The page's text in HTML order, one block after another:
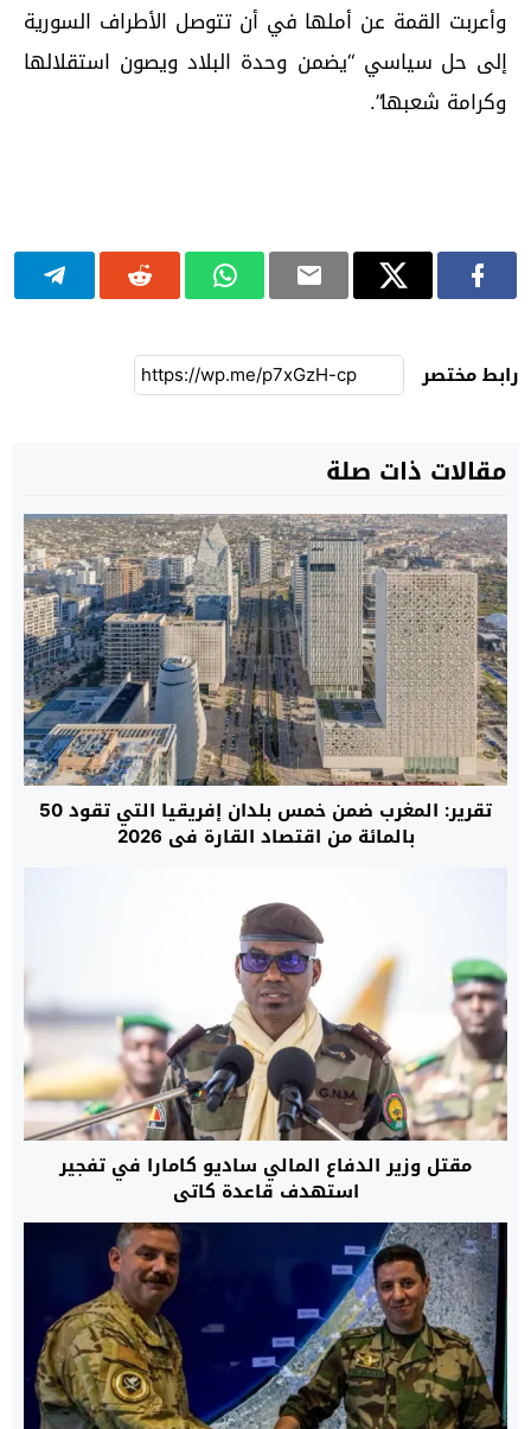
وأعربت القمة عن أملها في أن تتوصل الأطراف السورية
إلى حل سياسي “يضمن وحدة البلاد ويصون استقلالها
وكرامة شعبها”.
رابط مختصر
مقالات ذات صلة
تقرير: المغرب ضمن خمس بلدان إفريقيا التي تقود 50
بالمائة من اقتصاد القارة في 2026
مقتل وزير الدفاع المالي ساديو كامارا في تفجير
استهدف قاعدة كاتي